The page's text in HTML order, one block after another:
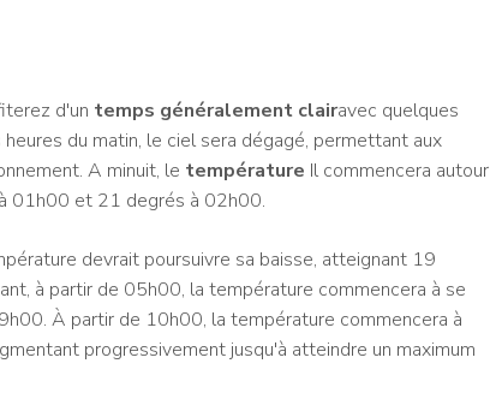
d'un temps généralement clairavec quelques
du matin, le ciel sera dégagé, permettant aux
A minuit, le température Il commencera autour
01h00 et 21 degrés à 02h00.
devrait poursuivre sa baisse, atteignant 19
à partir de 05h00, la température commencera à se
À partir de 10h00, la température commencera à
progressivement jusqu'à atteindre un maximum